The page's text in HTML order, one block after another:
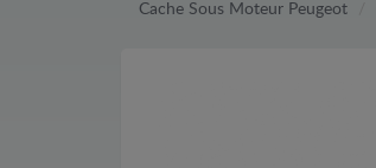
Cache Sous Moteur Peugeot